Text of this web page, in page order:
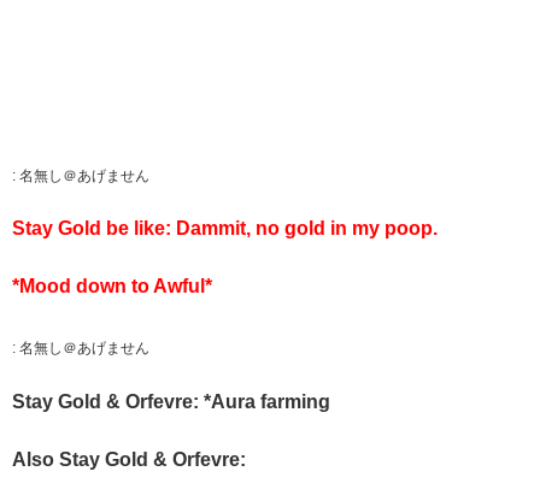
: 名無し＠あげません
Stay Gold be like: Dammit, no gold in my poop.
*Mood down to Awful*
: 名無し＠あげません
Stay Gold & Orfevre: *Aura farming
Also Stay Gold & Orfevre: